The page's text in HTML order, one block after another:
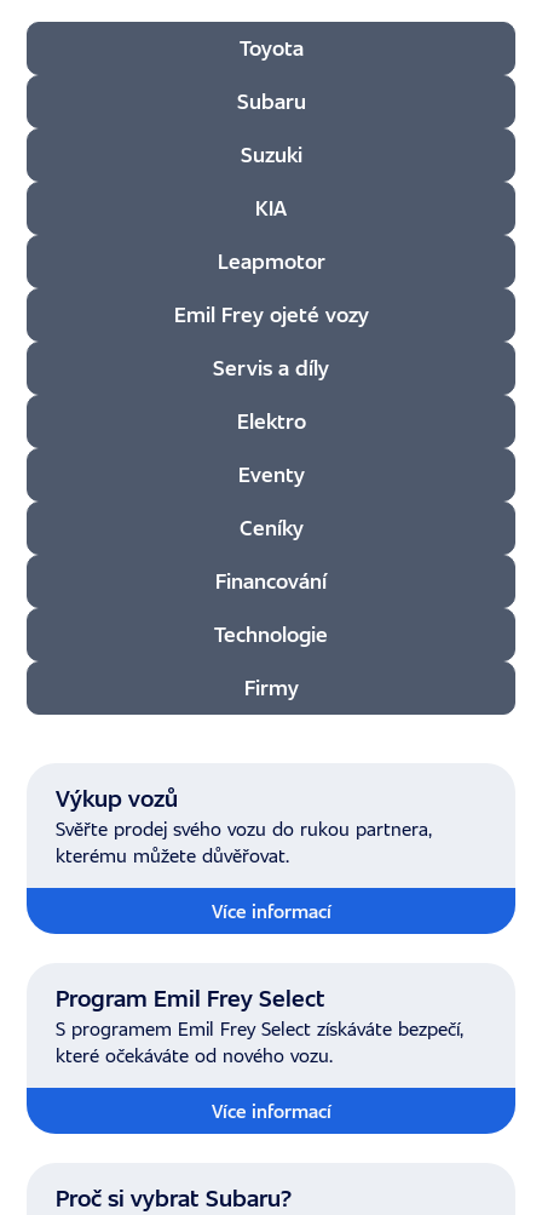
Filtr dle sekce
Toyota
Subaru
Suzuki
KIA
Leapmotor
Emil Frey ojeté vozy
Servis a díly
Elektro
Eventy
Ceníky
Financování
Technologie
Firmy
Výkup vozů
Svěřte prodej svého vozu do rukou partnera,
kterému můžete důvěřovat.
Více informací
Program Emil Frey Select
S programem Emil Frey Select získáváte bezpečí,
které očekáváte od nového vozu.
Více informací
Proč si vybrat Subaru?